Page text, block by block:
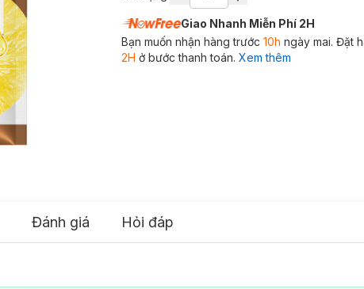
Giao Nhanh Miễn Phí 2H
Bạn muốn nhận hàng trước 10h ngày mai. Đặt
2H ở bước thanh toán. Xem thêm
Đánh giá Hỏi đáp